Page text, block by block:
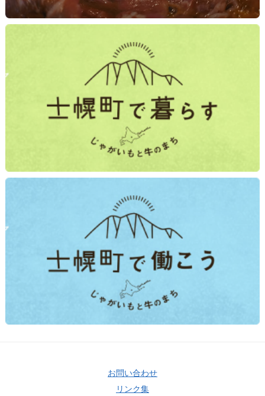
お問い合わせ
リンク集